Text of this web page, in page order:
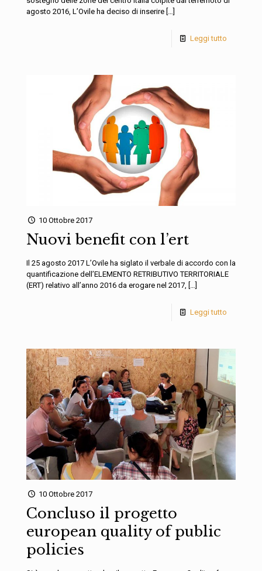
agosto 2016, L’Ovile ha deciso di inserire […]
Leggi tutto
10 Ottobre 2017
Nuovi benefit con l’ert
Il 25 agosto 2017 L’Ovile ha siglato il verbale di accordo con la
quantificazione dell’ELEMENTO RETRIBUTIVO TERRITORIALE
(ERT) relativo all’anno 2016 da erogare nel 2017, […]
Leggi tutto
10 Ottobre 2017
Concluso il progetto
european quality of public
policies